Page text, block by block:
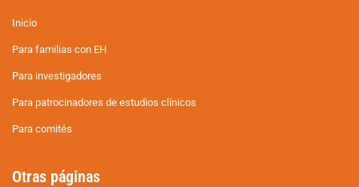
Inicio
Para familias con EH
Para investigadores
Para patrocinadores de estudios clínicos
Para comités
Otras páginas